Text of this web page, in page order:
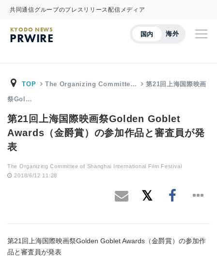
共同通信グループのプレスリリース配信メディア
国内 海外
KYODO NEWS
PRWIRE
TOP The Organizing Committe… 第21回上海国際映画
祭Gol…
第21回上海国際映画祭Golden Goblet
Awards（金爵賞）の参加作品と審査員が発
表
The Organizing Committee of Shanghai International Film Festival
2018/6/12 11:28
第21回上海国際映画祭Golden Goblet Awards（金爵賞）の参加作
品と審査員が発表